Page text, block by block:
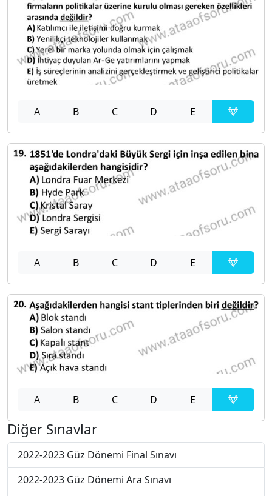
A B C D E
A B C D E
A B C D E
Diğer Sınavlar
2022-2023 Güz Dönemi Final Sınavı
2022-2023 Güz Dönemi Ara Sınavı